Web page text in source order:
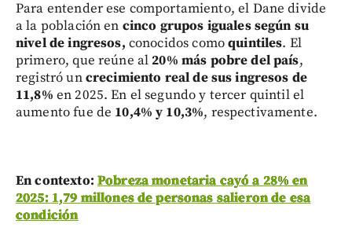
Para entender ese comportamiento, el Dane divide
a la población en cinco grupos iguales según su
nivel de ingresos, conocidos comoquintiles. El
primero, que reúne al20% más pobre del país,
registró uncrecimiento real de sus ingresos de
11,8% en 2025. En el segundo y tercer quintil el
aumento fue de 10,4% y 10,3%, respectivamente.
En contexto: Pobreza monetaria cayó a 28% en
2025: 1,79 millones de personas salieron de esa
condición